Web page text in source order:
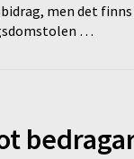
men det
…